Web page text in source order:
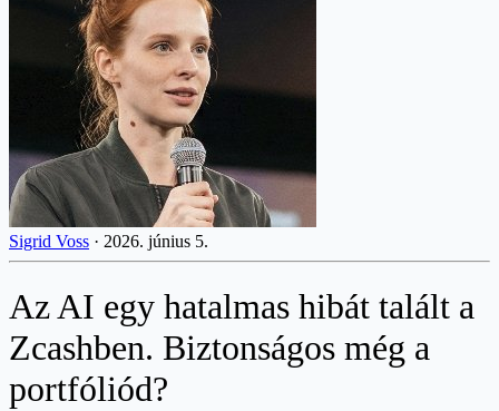
Sigrid Voss · 2026. június 5.
Az AI egy hatalmas hibát talált a
Zcashben. Biztonságos még a
portfóliód?